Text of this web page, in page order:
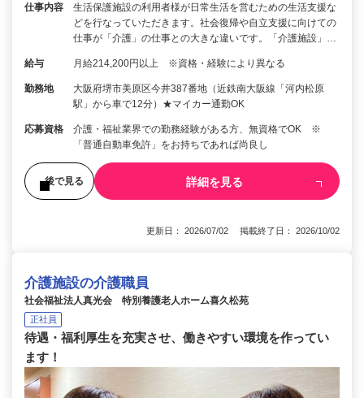
仕事内容
生活保護施設の利用者様が日常生活を営むための生活支援な
どを行なっていただきます。社会復帰や自立支援に向けての
仕事が「介護」の仕事との大きな違いです。「介護施設」…
給与 月給214,200円以上 ※資格・経験により異なる
勤務地
大阪府堺市美原区今井387番地（近鉄南大阪線「河内松原
駅」から車で12分）★マイカー通勤OK
応募資格
介護・福祉業界での勤務経験がある方、無資格でOK ※
「普通自動車免許」をお持ちであれば尚良し
後で見る 詳細を見る
更新日： 2026/07/02 掲載終了日： 2026/10/02
介護施設の介護職員
社会福祉法人真光会 特別養護老人ホーム喜久松苑
正社員
待遇・福利厚生を充実させ、働きやすい環境を作ってい
ます！